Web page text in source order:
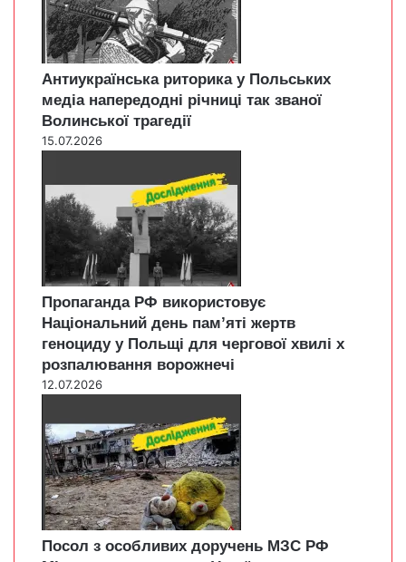
Антиукраїнська риторика у Польських
медіа напередодні річниці так званої
Волинської трагедії
15.07.2026
Пропаганда РФ використовує
Національний день пам’яті жертв
геноциду у Польщі для чергової хвилі х
розпалювання ворожнечі
12.07.2026
Посол з особливих доручень МЗС РФ